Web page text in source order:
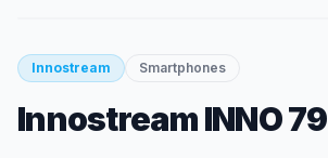
Innostream Smartphones
Innostream INNO 79